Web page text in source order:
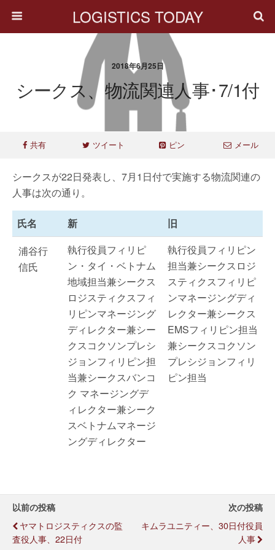
LOGISTICS TODAY
2018年6月25日
シークス、物流関連人事･7/1付
共有 ツイート ピン メール
シークスが22日発表し、7月1日付で実施する物流関連の
人事は次の通り。
氏名 新
旧
浦谷行
信氏
執行役員フィリピ
ン・タイ・ベトナム
地域担当兼シークス
ロジスティクスフィ
リピンマネージング
ディレクター兼シー
クスコクソンプレシ
ジョンフィリピン担
当兼シークスバンコ
ク マネージングデ
ィレクター兼シーク
スベトナムマネージ
ングディレクター
執行役員フィリピン
担当兼シークスロジ
スティクスフィリピ
ンマネージングディ
レクター兼シークス
EMSフィリピン担当
兼シークスコクソン
プレシジョンフィリ
ピン担当
以前の投稿
ヤマトロジスティクスの監
査役人事、22日付
次の投稿
キムラユニティー、30日付役員
人事